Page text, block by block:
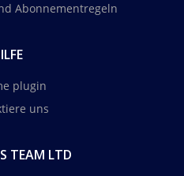
Abonnementregeln
plugin
uns
TEAM LTD